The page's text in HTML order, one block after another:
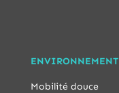
ENVIRONNEMENT
Mobilité douce